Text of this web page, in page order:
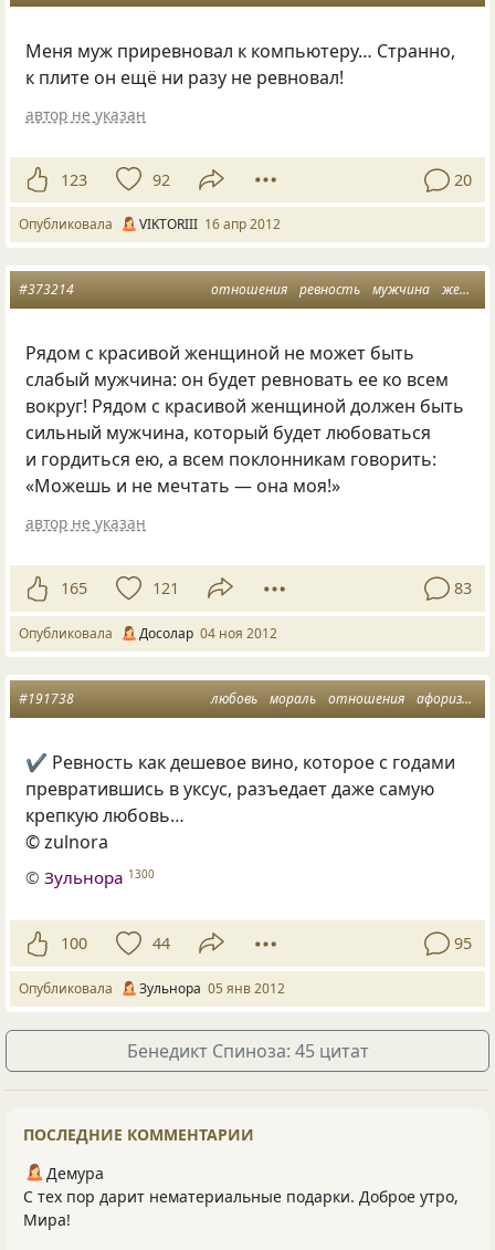
Меня муж приревновал к компьютеру… Странно,
к плите он ещё ни разу не ревновал!
автор не указан
123 92 20
Опубликовала VIKTORIII 16 апр 2012
отношения ревность мужчина женщина
#373214
Рядом с красивой женщиной не может быть
слабый мужчина: он будет ревновать ее ко всем
вокруг! Рядом с красивой женщиной должен быть
сильный мужчина, который будет любоваться
и гордиться ею, а всем поклонникам говорить:
«Можешь и не мечтать — она моя!»
автор не указан
165 121 83
Опубликовала Досолар 04 ноя 2012
любовь мораль отношения афоризмы
#191738
✔ Ревность как дешевое вино, которое с годами
превратившись в уксус, разъедает даже самую
крепкую любовь…
© zulnora
©Зульнора 1300
100 44 95
Опубликовала Зульнора 05 янв 2012
Бенедикт Спиноза: 45 цитат
ПОСЛЕДНИЕ КОММЕНТАРИИ
Демура
С тех пор дарит нематериальные подарки. Доброе утро,
Мира!